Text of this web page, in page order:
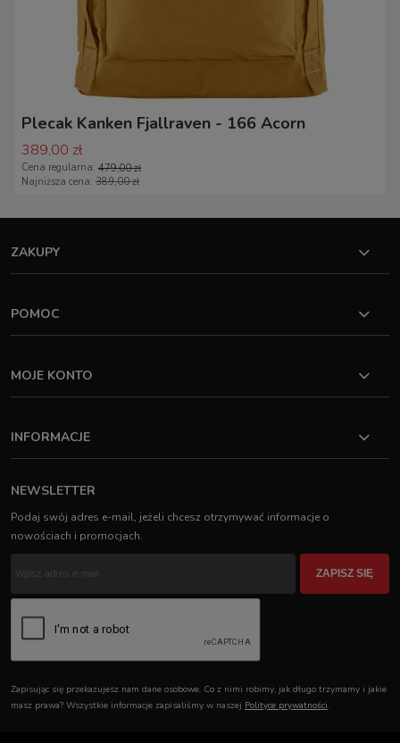
Plecak Kanken Fjallraven - 166 Acorn
389,00 zł
Cena regularna: 479,00 zł
Najniższa cena: 389,00 zł
ZAKUPY
POMOC
MOJE KONTO
INFORMACJE
NEWSLETTER
Podaj swój adres e-mail, jeżeli chcesz otrzymywać informacje o
nowościach i promocjach.
ZAPISZ SIĘ
Zapisując się przekazujesz nam dane osobowe. Co z nimi robimy, jak długo trzymamy i jakie
masz prawa? Wszystkie informacje zapisaliśmy w naszej Polityce prywatności.